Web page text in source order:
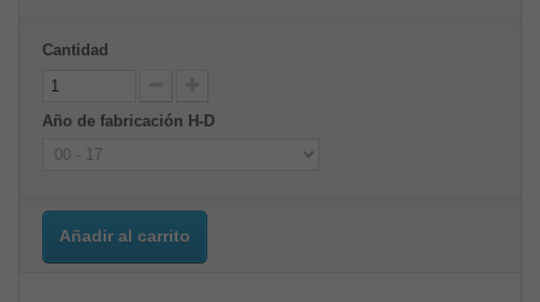
Cantidad
Año de fabricación H-D
Añadir al carrito